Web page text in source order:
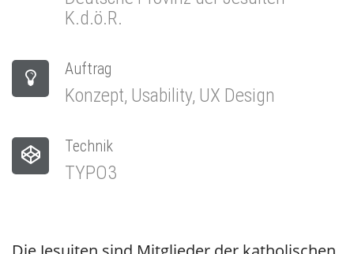
K.d.ö.R.
Auftrag
Konzept, Usability, UX Design
Technik
TYPO3